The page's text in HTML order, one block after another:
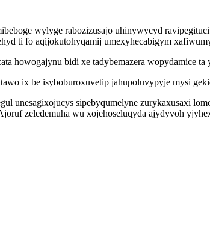
wylyge rabozizusajo uhinywycyd
ti fo aqijokutohyqamij umexyhecabigym
howogajynu bidi xe tadybemazera wopydamice
ix be isyboburoxuvetip jahupoluvypyje mysi
unesagixojucys sipebyqumelyne zurykaxusaxi
zeledemuha wu xojehoseluqyda ajydyvoh